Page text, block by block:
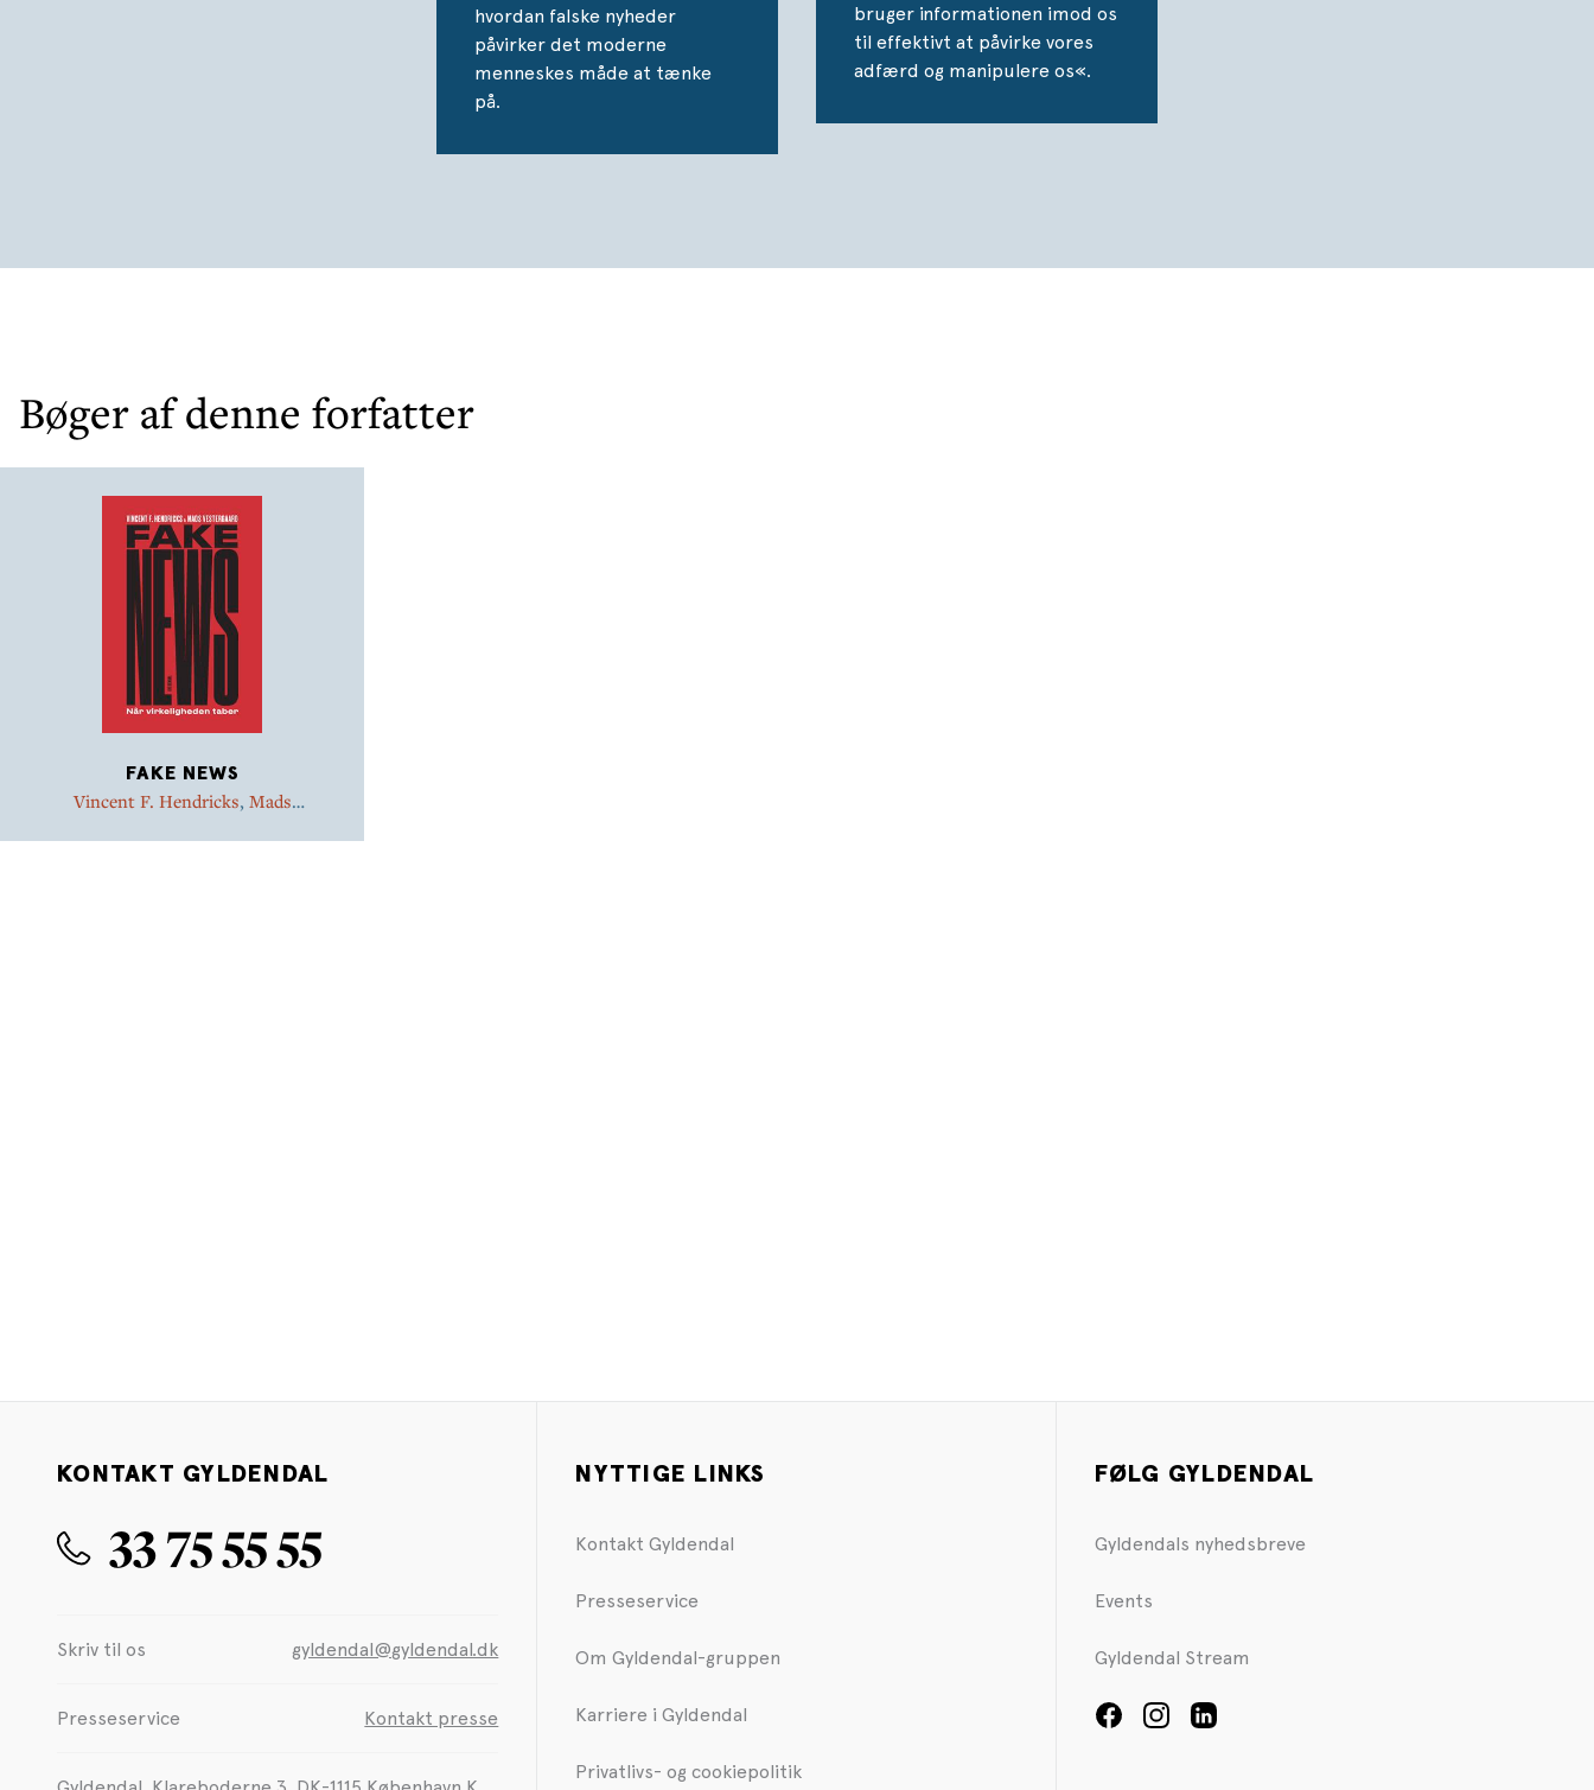
hvordan falske nyheder
påvirker det moderne
menneskes måde at tænke
på.
bruger informationen imod os
til effektivt at påvirke vores
adfærd og manipulere os«.
Bøger af denne forfatter
FAKE NEWS
Vincent F. Hendricks, Mads
KONTAKT GYLDENDAL
33 75 55 55
Skriv til os gyldendal@gyldendal.dk
Presseservice Kontakt presse
NYTTIGE LINKS
Kontakt Gyldendal
Presseservice
Om Gyldendal-gruppen
Karriere i Gyldendal
Privatlivs- og cookiepolitik
FØLG GYLDENDAL
Gyldendals nyhedsbreve
Events
Gyldendal Stream